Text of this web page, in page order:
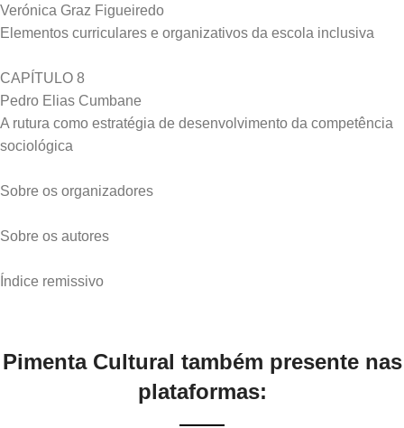
Verónica Graz Figueiredo
Elementos curriculares e organizativos da escola inclusiva
CAPÍTULO 8
Pedro Elias Cumbane
A rutura como estratégia de desenvolvimento da competência
sociológica
Sobre os organizadores
Sobre os autores
Pimenta Cultural também presente nas
plataformas: